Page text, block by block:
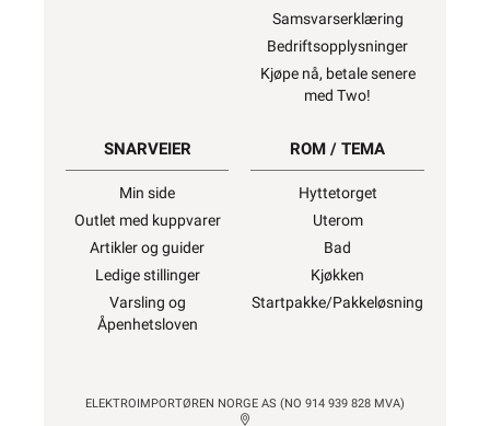
Samsvarserklæring
Bedriftsopplysninger
Kjøpe nå, betale senere
med Two!
SNARVEIER
Min side
Outlet med kuppvarer
Artikler og guider
Ledige stillinger
Varsling og
Åpenhetsloven
ROM / TEMA
Hyttetorget
Uterom
Bad
Kjøkken
Startpakke/Pakkeløsning
ELEKTROIMPORTØREN NORGE AS (NO 914 939 828 MVA)